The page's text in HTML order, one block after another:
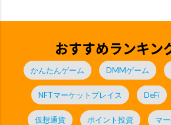
おすすめランキン
かんたんゲーム DMMゲーム
NFTマーケットプレイス DeFi
仮想通貨 ポイント投資 マ